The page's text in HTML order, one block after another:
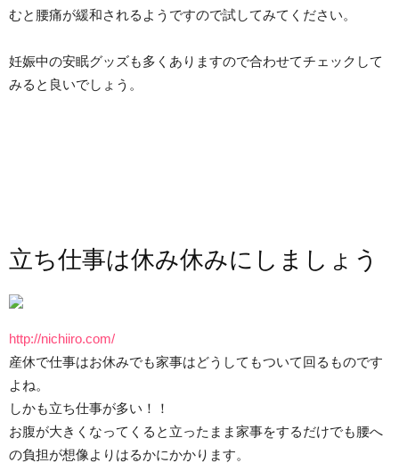
むと腰痛が緩和されるようですので試してみてください。
妊娠中の安眠グッズも多くありますので合わせてチェックして
みると良いでしょう。
立ち仕事は休み休みにしましょう
http://nichiiro.com/
産休で仕事はお休みでも家事はどうしてもついて回るものです
よね。
しかも立ち仕事が多い！！
お腹が大きくなってくると立ったまま家事をするだけでも腰へ
の負担が想像よりはるかにかかります。